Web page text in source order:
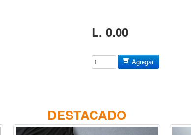
L. 0.00
Agregar
DESTACADO